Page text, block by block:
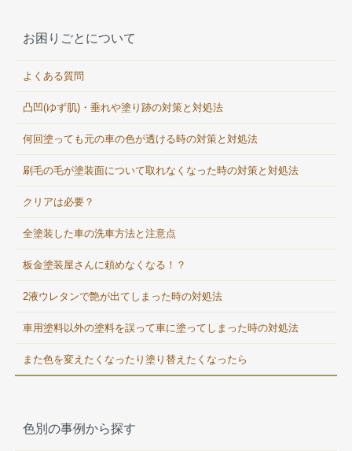
お困りごとについて
よくある質問
凸凹(ゆず肌)・垂れや塗り跡の対策と対処法
何回塗っても元の車の色が透ける時の対策と対処法
刷毛の毛が塗装面について取れなくなった時の対策と対処法
クリアは必要？
全塗装した車の洗車方法と注意点
板金塗装屋さんに頼めなくなる！？
2液ウレタンで艶が出てしまった時の対処法
車用塗料以外の塗料を誤って車に塗ってしまった時の対処法
また色を変えたくなったり塗り替えたくなったら
色別の事例から探す